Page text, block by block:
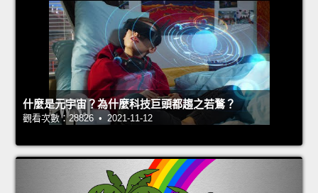
什麼是元宇宙？為什麼科技巨頭都趨之若鶩？
觀看次數：28826 • 2021-11-12